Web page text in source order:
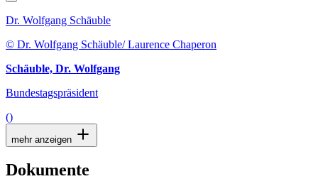
Dr. Wolfgang Schäuble
© Dr. Wolfgang Schäuble/ Laurence Chaperon
Schäuble, Dr. Wolfgang
Bundestagspräsident
()
mehr anzeigen
Dokumente